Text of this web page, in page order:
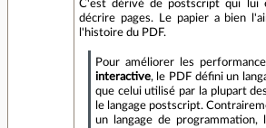
C'est dérivé de postscript qui lui
décrire pages. Le papier a bien
l'histoire du PDF.
Pour améliorer les
interactive, le PDF défini un
que celui utilisé par la plupart
le langage postscript.
un langage de